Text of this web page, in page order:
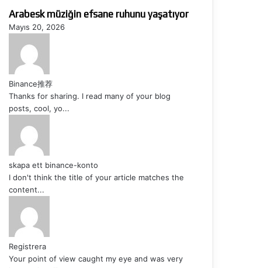
Arabesk müziğin efsane ruhunu yaşatıyor
Mayıs 20, 2026
Binance推荐
Thanks for sharing. I read many of your blog
posts, cool, yo...
skapa ett binance-konto
I don't think the title of your article matches the
content...
Registrera
Your point of view caught my eye and was very